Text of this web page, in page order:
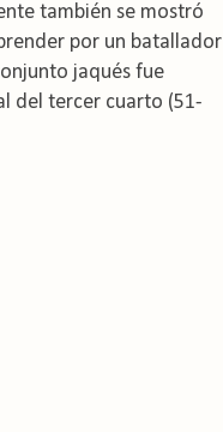
también se mostró
por un batallador
jaqués fue
del tercer cuarto (51-